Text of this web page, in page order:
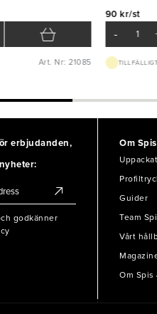
Art. Nr: 21085
90 kr/st
-
erbjudanden,
godkänner
Om
Guider
Team
Vårt
Om Spis